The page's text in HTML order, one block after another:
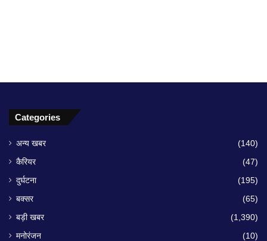
Categories
अन्य खबर (140)
कैरियर (47)
दुर्घटना (195)
बक्सर (65)
बड़ी खबर (1,390)
मनोरंजन (10)